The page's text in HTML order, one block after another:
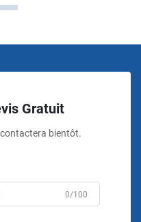
Gratuit
bientôt.
0/100